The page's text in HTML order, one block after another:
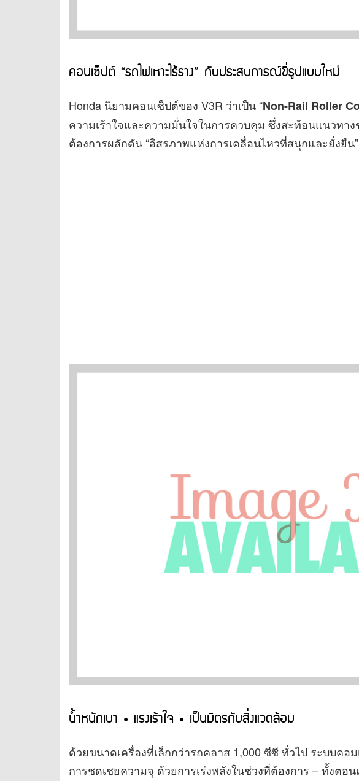
คอนเซ็ปต์ “รถไฟเหาะไร้ราง” กับประสบการณ์ขี่รูปแบบใหม่
Honda นิยามคอนเซ็ปต์ของ V3R ว่าเป็น “Non-Rail Roller
ความเร้าใจและความมั่นใจในการควบคุม ซึ่งสะท้อนแนวทา
ต้องการผลักดัน “อิสรภาพแห่งการเคลื่อนไหวที่สนุกและยั่งยืน”
น้ำหนักเบา • แรงเร้าใจ • เป็นมิตรกับสิ่งแวดล้อม
ด้วยขนาดเครื่องที่เล็กกว่ารถคลาส 1,000 ซีซี ทั่วไป ระบบค
การชดเชยความจุ ด้วยการเร่งพลังในช่วงที่ต้องการ – ทั้งต